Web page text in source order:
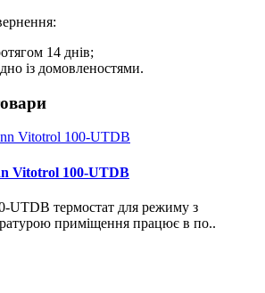
14 днів;
із домовленостями.
Vitotrol 100-UTDB
UTDB термостат для режиму з
приміщення працює в по..